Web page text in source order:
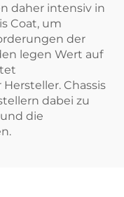
daher intensiv in
Coat, um
der
legen Wert auf
Chassis
dabei zu
die